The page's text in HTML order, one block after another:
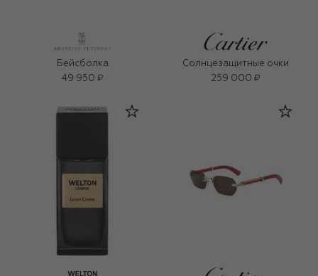
Бейсболка
49 950 ₽
Солнцезащитные очки
259 000 ₽